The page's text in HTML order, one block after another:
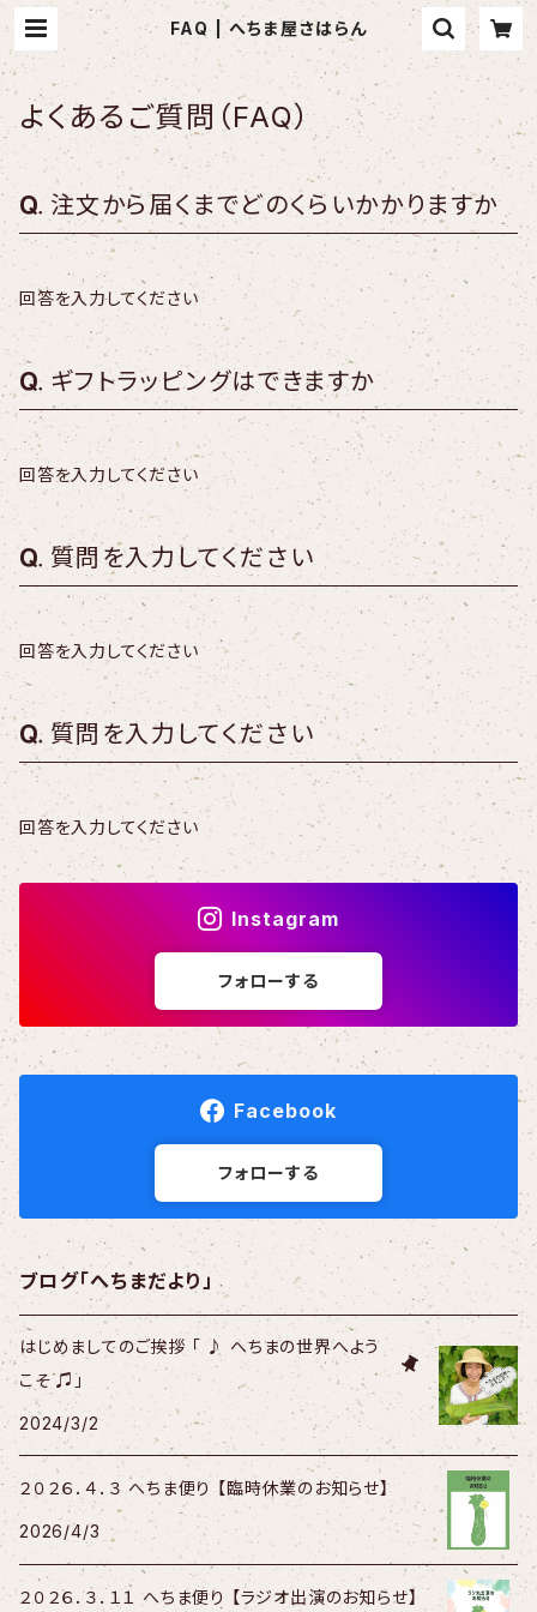
FAQ | へちま屋さはらん
よくあるご質問（FAQ）
注文から届くまでどのくらいかかりますか
回答を入力してください
ギフトラッピングはできますか
回答を入力してください
質問を入力してください
回答を入力してください
質問を入力してください
回答を入力してください
Instagram
フォローする
Facebook
フォローする
ブログ「へちまだより」
はじめましてのご挨拶 「 ♪ へちまの世界へよう
こそ ♫」
2024/3/2
２０２６．４．３ へちま便り 【臨時休業のお知らせ】
2026/4/3
２０２６．３．１１ へちま便り 【ラジオ出演のお知らせ】